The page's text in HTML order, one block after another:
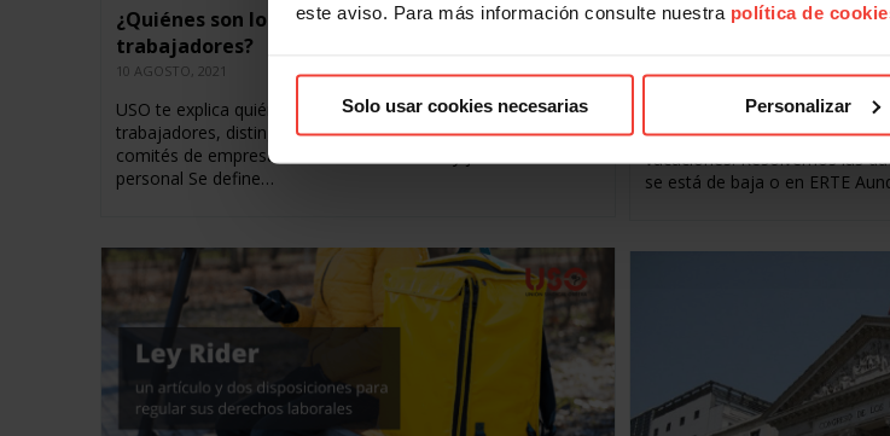
este aviso. Para más información consulte nuestra política de
Solo usar cookies necesarias Personalizar
¿Quiénes son los representantes de los
trabajadores?
10 AGOSTO, 2021
USO te explica quiénes son los representantes de los
trabajadores, distinguiendo entre delegados de personal,
comités de empresa, comités intercentros y junta de
personal Se define…
o un ERTE
5 AGOSTO, 2021
Todo trabajador disfrutará de
vacaciones. Resolvemos las
se está de baja o en ERTE